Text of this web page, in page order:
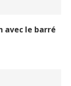
avec le barré